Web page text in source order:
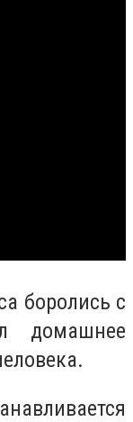
боролись с
домашнее